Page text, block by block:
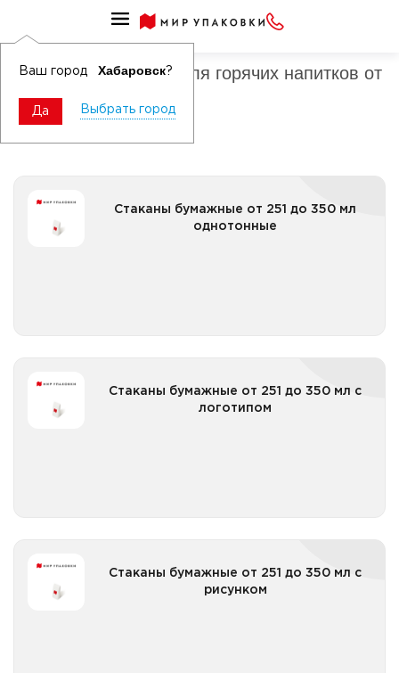
Ваш город Хабаровск?
Да Выбрать город
Стаканы бумажные для горячих напитков от
Стаканы бумажные от 251 до 350 мл
однотонные
Стаканы бумажные от 251 до 350 мл однотонные
Стаканы бумажные от 251 до 350 мл с
логотипом
Стаканы бумажные от 251 до 350 мл с логотипом
Стаканы бумажные от 251 до 350 мл с
рисунком
Стаканы бумажные от 251 до 350 мл с рисунком